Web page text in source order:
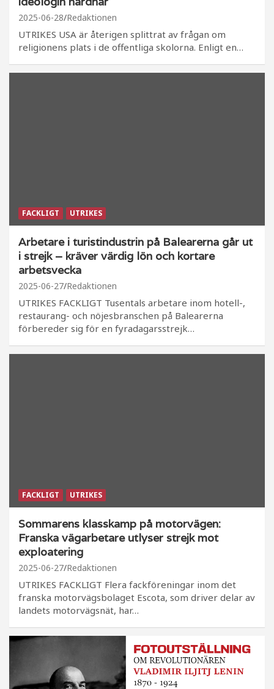
2025-06-28 Redaktionen
UTRIKES USA är återigen splittrat av frågan om
religionens plats i de offentliga skolorna. Enligt en…
FACKLIGT UTRIKES
Arbetare i turistindustrin på Balearerna går ut
i strejk – kräver värdig lön och kortare
arbetsvecka
2025-06-27 Redaktionen
UTRIKES FACKLIGT Tusentals arbetare inom hotell-,
restaurang- och nöjesbranschen på Balearerna
förbereder sig för en fyradagarsstrejk…
FACKLIGT UTRIKES
Sommarens klasskamp på motorvägen:
Franska vägarbetare utlyser strejk mot
exploatering
2025-06-27 Redaktionen
UTRIKES FACKLIGT Flera fackföreningar inom det
franska motorvägsbolaget Escota, som driver delar av
landets motorvägsnät, har…